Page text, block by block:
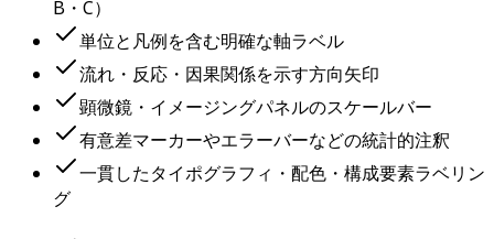
B・C）
単位と凡例を含む明確な軸ラベル
流れ・反応・因果関係を示す方向矢印
顕微鏡・イメージングパネルのスケールバー
有意差マーカーやエラーバーなどの統計的注釈
一貫したタイポグラフィ・配色・構成要素ラベリン
グ